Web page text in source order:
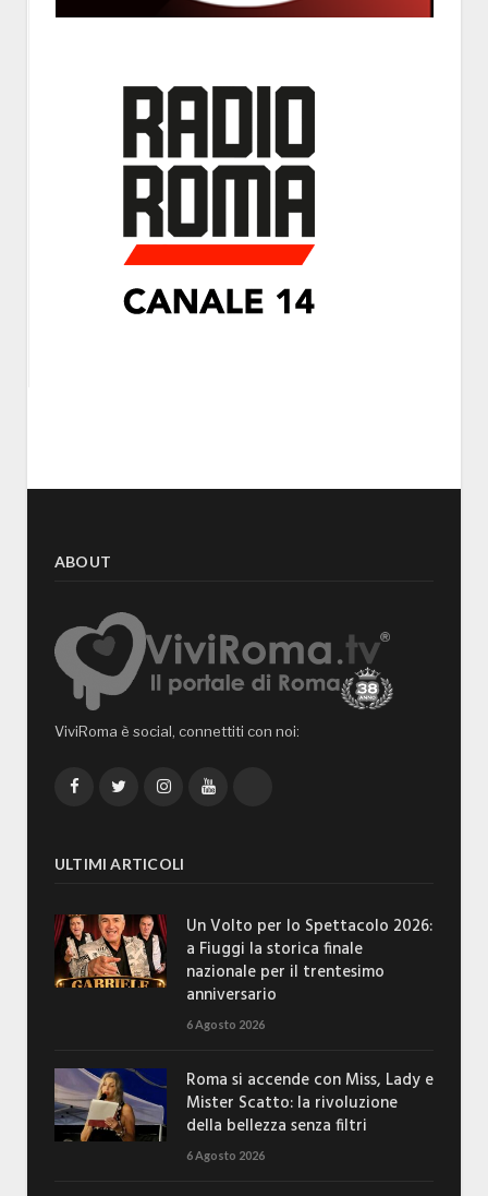
ABOUT
ViviRoma è social, connettiti con noi:
FacebookTwitterInstagramYouTube
ULTIMI ARTICOLI
Un Volto per lo Spettacolo 2026:
a Fiuggi la storica finale
nazionale per il trentesimo
anniversario
6 Agosto 2026
Roma si accende con Miss, Lady e
Mister Scatto: la rivoluzione
della bellezza senza filtri
6 Agosto 2026